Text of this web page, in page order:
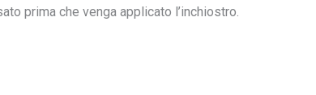
prima che venga applicato l’inchiostro.